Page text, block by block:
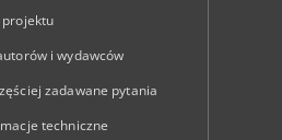
projektu
i wydawców
zadawane pytania
techniczne